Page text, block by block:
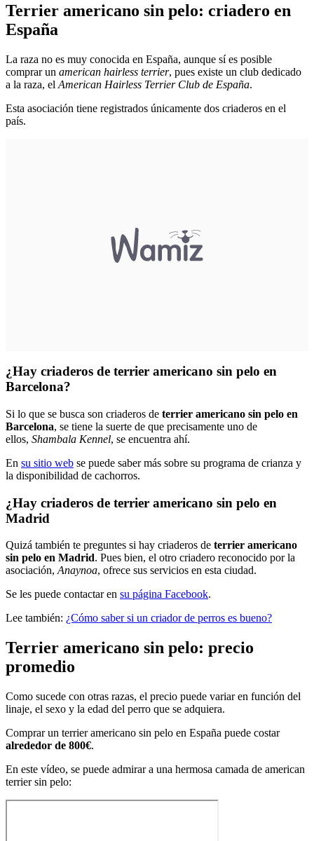
Terrier americano sin pelo: criadero en
España
La raza no es muy conocida en España, aunque sí es posible
comprar un american hairless terrier, pues existe un club dedicado
a la raza, el American Hairless Terrier Club de España.
Esta asociación tiene registrados únicamente dos criaderos en el
país.
¿Hay criaderos de terrier americano sin pelo en
Barcelona?
Si lo que se busca son criaderos de terrier americano sin pelo en
Barcelona, se tiene la suerte de que precisamente uno de
ellos, Shambala Kennel, se encuentra ahí.
En su sitio web se puede saber más sobre su programa de crianza y
la disponibilidad de cachorros.
¿Hay criaderos de terrier americano sin pelo en
Madrid
Quizá también te preguntes si hay criaderos de terrier americano
sin pelo en Madrid. Pues bien, el otro criadero reconocido por la
asociación, Anaynoa, ofrece sus servicios en esta ciudad.
Se les puede contactar en su página Facebook.
Lee también: ¿Cómo saber si un criador de perros es bueno?
Terrier americano sin pelo: precio
promedio
Como sucede con otras razas, el precio puede variar en función del
linaje, el sexo y la edad del perro que se adquiera.
Comprar un terrier americano sin pelo en España puede costar
alrededor de 800€.
En este vídeo, se puede admirar a una hermosa camada de american
terrier sin pelo: